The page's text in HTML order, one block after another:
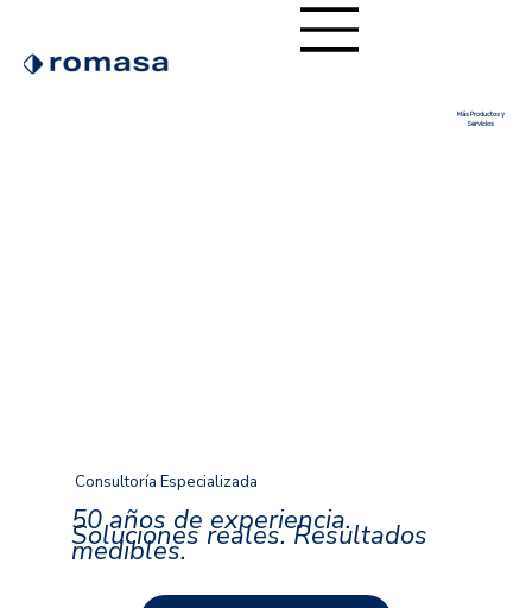
Más Productos y
Servicios
Consultoría Especializada
50 años de experiencia.
Soluciones reales. Resultados
medibles.